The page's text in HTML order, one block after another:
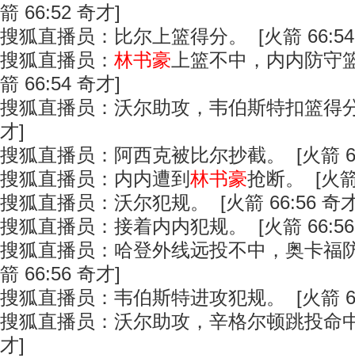
箭 66:52 奇才]
搜狐直播员：比尔上篮得分。 [火箭
搜狐直播员： 林书豪 上篮不中，内内防
箭 66:54 奇才]
搜狐直播员：沃尔助攻，韦伯斯特扣篮得
才]
搜狐直播员：阿西克被比尔抄截。 [火箭
搜狐直播员：内内遭到 林书豪抢断。 [火
搜狐直播员：沃尔犯规。 [火箭 66:56 奇
搜狐直播员：接着内内犯规。 [火箭
搜狐直播员：哈登外线远投不中，奥卡福
箭 66:56 奇才]
搜狐直播员：韦伯斯特进攻犯规。 [火箭
搜狐直播员：沃尔助攻，辛格尔顿跳投命
才]